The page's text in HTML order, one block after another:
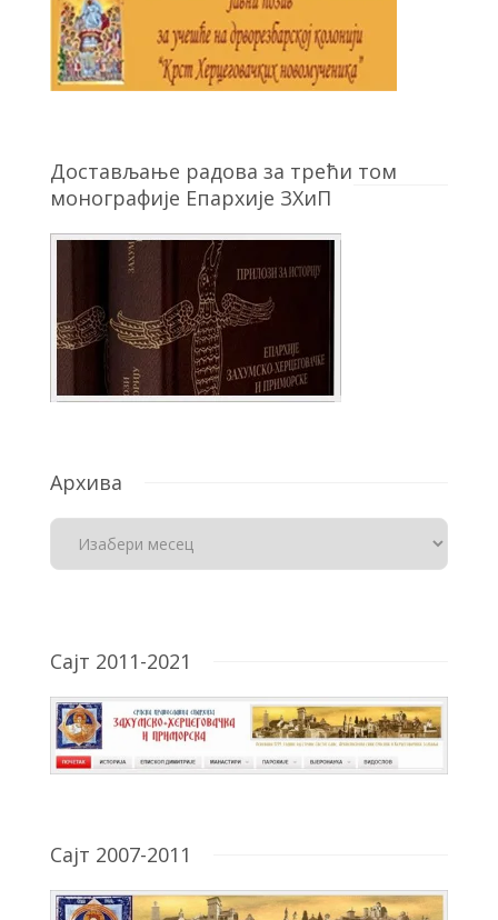
Достављање радова за трећи том
монографије Епархије ЗХиП
Архива
Сајт 2011-2021
Сајт 2007-2011